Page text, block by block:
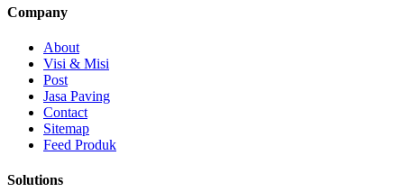
Company
About
Visi & Misi
Post
Jasa Paving
Contact
Sitemap
Feed Produk
Solutions